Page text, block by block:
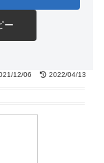
ー
12/06 2022/04/13